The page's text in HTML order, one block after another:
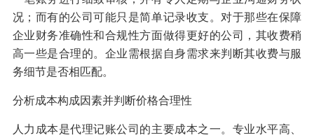
况；而有的公司可能只是简单记录收支。对于那些在保障
企业财务准确性和合规性方面做得更好的公司，其收费稍
高一些是合理的。企业需根据自身需求来判断其收费与服
务细节是否相匹配。
分析成本构成因素并判断价格合理性
人力成本是代理记账公司的主要成本之一。专业水平高、